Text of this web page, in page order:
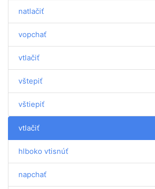
natlačiť
vopchať
vtlačiť
vštepiť
vštiepiť
vtlačiť
hlboko vtisnúť
napchať